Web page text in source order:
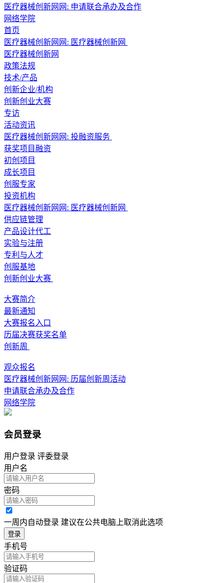
医疗器械创新网网: 申请联合承办及合作
网络学院
首页
医疗器械创新网网: 医疗器械创新网
医疗器械创新网
政策法规
技术/产品
创新企业/机构
创新创业大赛
专访
活动资讯
医疗器械创新网网: 投融资服务
获奖项目融资
初创项目
成长项目
创服专家
投资机构
医疗器械创新网网: 医疗器械创新网
供应链管理
产品设计代工
实验与注册
专利与人才
创服基地
创新创业大赛
大赛简介
最新通知
大赛报名入口
历届决赛获奖名单
创新周
观众报名
医疗器械创新网网: 历届创新周活动
申请联合承办及合作
网络学院
会员登录
用户登录 评委登录
用户名
密码
一周内自动登录 建议在公共电脑上取消此选项
登录
手机号
验证码